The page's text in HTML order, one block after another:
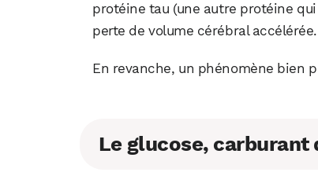
protéine tau (une autre protéine qui
perte de volume cérébral accélérée.
En revanche, un phénomène bien
Le glucose, carburant